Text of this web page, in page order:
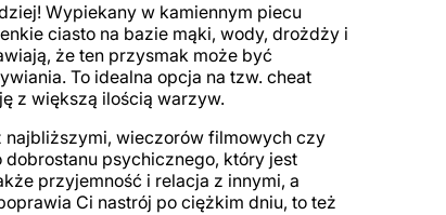
Wypiekany w kamiennym piecu
ciasto na bazie mąki, wody, drożdży i
że ten przysmak może być
To idealna opcja na tzw. cheat
z większą ilością warzyw.
najbliższymi, wieczorów filmowych czy
psychicznego, który jest
przyjemność i relacja z innymi, a
Ci nastrój po ciężkim dniu, to też